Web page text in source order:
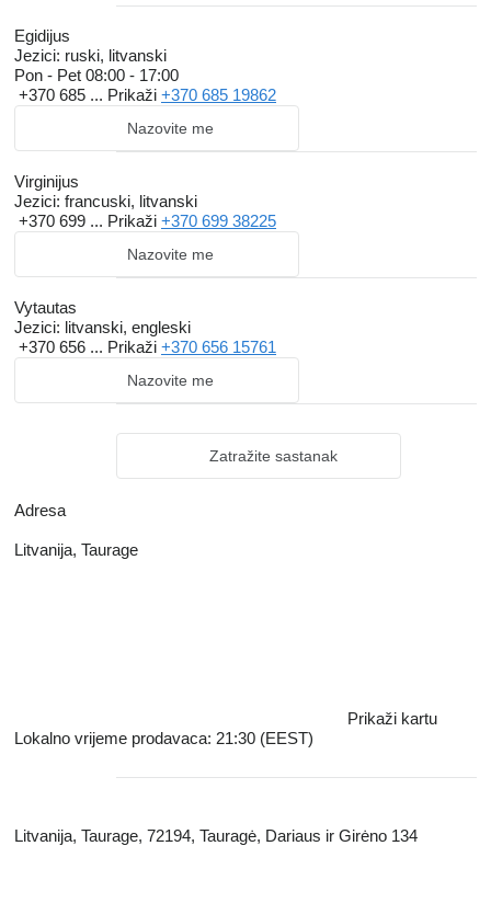
Egidijus
Jezici: ruski, litvanski
Pon - Pet 08:00 - 17:00
+370 685 ... Prikaži +370 685 19862
Nazovite me
Virginijus
Jezici: francuski, litvanski
+370 699 ... Prikaži +370 699 38225
Nazovite me
Vytautas
Jezici: litvanski, engleski
+370 656 ... Prikaži +370 656 15761
Nazovite me
Zatražite sastanak
Adresa
Litvanija, Taurage
Prikaži kartu
Lokalno vrijeme prodavaca: 21:30 (EEST)
Litvanija, Taurage, 72194, Tauragė, Dariaus ir Girėno 134